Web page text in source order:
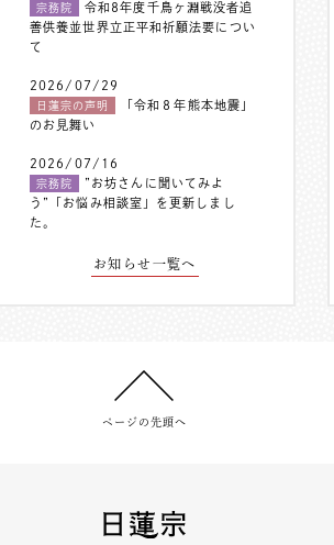
宗務院
令和8年度千鳥ヶ淵戦没者追
善供養並世界立正平和祈願法要につい
て
2026/07/29
日蓮宗の声明
「令和８年熊本地震」
のお見舞い
2026/07/16
宗務院
”お坊さんに聞いてみよ
う”「お悩み相談室」を更新しまし
た。
お知らせ一覧へ
ページの先頭へ